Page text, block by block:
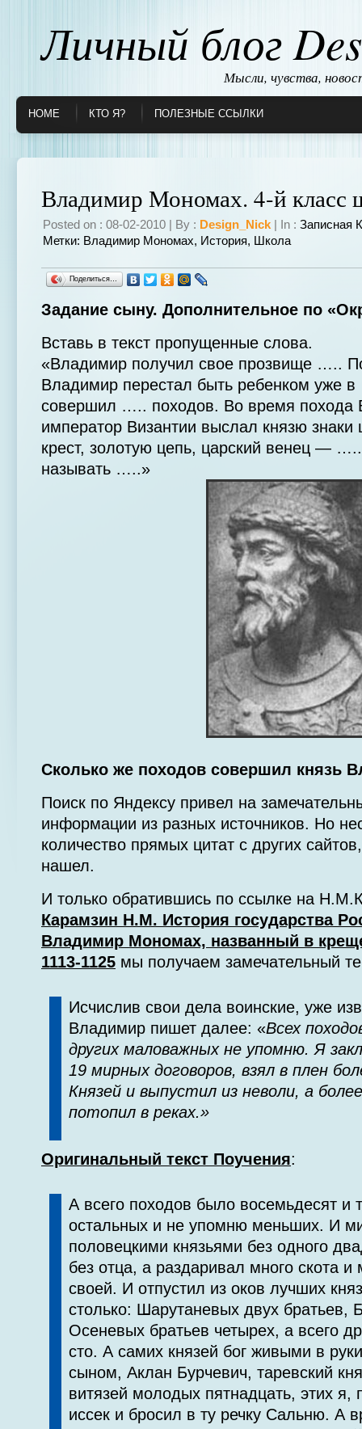
Личный блог
Мысли, чувства,
HOME КТО Я? ПОЛЕЗНЫЕ ССЫЛКИ
Владимир Мономах. 4-й класс
Posted on : 08-02-2010 | By : Design_Nick | In : Записная
Метки: Владимир Мономах, История, Школа
Поделиться…
Задание сыну. Дополнительное по
Вставь в текст пропущенные слова.
«Владимир получил свое прозвище …..
Владимир перестал быть ребенком уже
совершил ….. походов. Во время похода
император Византии выслал князю знаки
крест, золотую цепь, царский венец —
называть …..»
Сколько же походов совершил князь
Поиск по Яндексу привел на
информации из разных источников. Но
количество прямых цитат с других
нашел.
И только обратившись по ссылке на
Карамзин Н.М. История государства
Владимир Мономах, названный в
1113-1125 мы получаем замечательный
Исчислив свои дела воинские, уже
Владимир пишет далее: «Всех
других маловажных не упомню. Я
19 мирных договоров, взял в плен
Князей и выпустил из неволи, а
потопил в реках.»
Оригинальный текст Поучения:
А всего походов было восемьдесят и
остальных и не упомню меньших. И
половецкими князьями без одного
без отца, а раздаривал много скота
своей. И отпустил из оков лучших
столько: Шарутаневых двух братьев,
Осеневых братьев четырех, а всего
сто. А самих князей бог живыми в
сыном, Аклан Бурчевич, таревский
витязей молодых пятнадцать, этих я,
иссек и бросил в ту речку Сальню. А